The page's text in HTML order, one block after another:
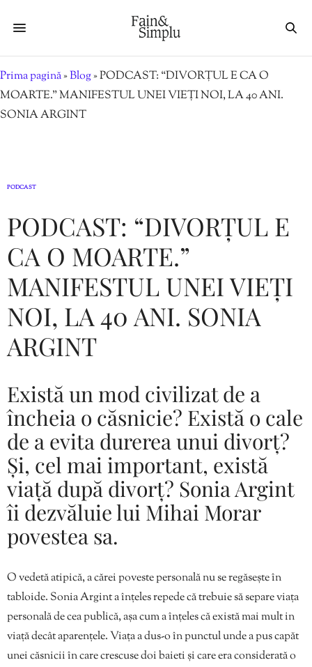
Prima pagină»Blog»PODCAST: “DIVORȚUL E CA O
MOARTE.” MANIFESTUL UNEI VIEȚI NOI, LA 40 ANI.
SONIA ARGINT
PODCAST
PODCAST: “DIVORȚUL E
CA O MOARTE.”
MANIFESTUL UNEI VIEȚI
NOI, LA 40 ANI. SONIA
ARGINT
Există un mod civilizat de a
încheia o căsnicie? Există o cale
de a evita durerea unui divorț?
Și, cel mai important, există
viață după divorț? Sonia Argint
îi dezvăluie lui Mihai Morar
povestea sa.
O vedetă atipică, a cărei poveste personală nu se regăsește în
tabloide. Sonia Argint a înțeles repede că trebuie să separe viața
personală de cea publică, așa cum a înțeles că există mai mult in
viață decât aparențele. Viața a dus-o în punctul unde a pus capăt
unei căsnicii în care crescuse doi baieti și care era considerată o